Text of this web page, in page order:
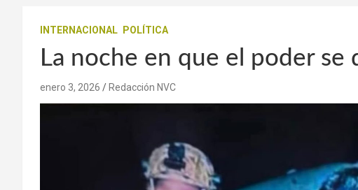
INTERNACIONAL POLÍTICA
La noche en que el poder se
enero 3, 2026 Redacción NVC